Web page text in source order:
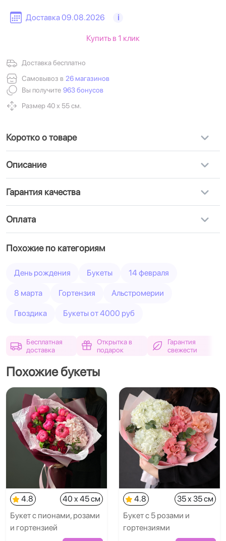
Доставка 09.08.2026 i
Доставка бесплатно
Самовывоз в 26 магазинов
Вы получите 963 бонусов
Размер 40 х 55 см.
Купить в 1 клик
Коротко о товаре
Описание
Гарантия качества
Оплата
Похожие по категориям
День рождения Букеты 14 февраля
8 марта Гортензия Альстромерии
Гвоздика Букеты от 4000 руб
Бесплатная
доставка
Открытка в
подарок
Гарантия
свежести
Похожие букеты
4.8
40 x 45 см
Букет с пионами, розами
и гортензией
4.8
35 x 35 см
Букет с 5 розами и
гортензиями